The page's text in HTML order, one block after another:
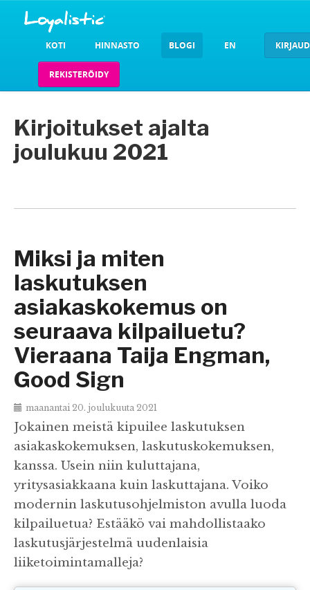
KOTI HINNASTO BLOGI EN
REKISTERÖIDY
Kirjoitukset ajalta
joulukuu 2021
Miksi ja miten
laskutuksen
asiakaskokemus on
seuraava kilpailuetu?
Vieraana Taija Engman,
Good Sign
maanantai 20. joulukuuta 2021
Jokainen meistä kipuilee laskutuksen
asiakaskokemuksen, laskutuskokemuksen,
kanssa. Usein niin kuluttajana,
yritysasiakkaana kuin laskuttajana. Voiko
modernin laskutusohjelmiston avulla luoda
kilpailuetua? Estääkö vai mahdollistaako
laskutusjärjestelmä uudenlaisia
liiketoimintamalleja?